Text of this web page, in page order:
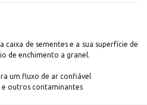
caixa de sementes e a sua superfície de
de enchimento a granel.
um fluxo de ar confiável
e outros contaminantes